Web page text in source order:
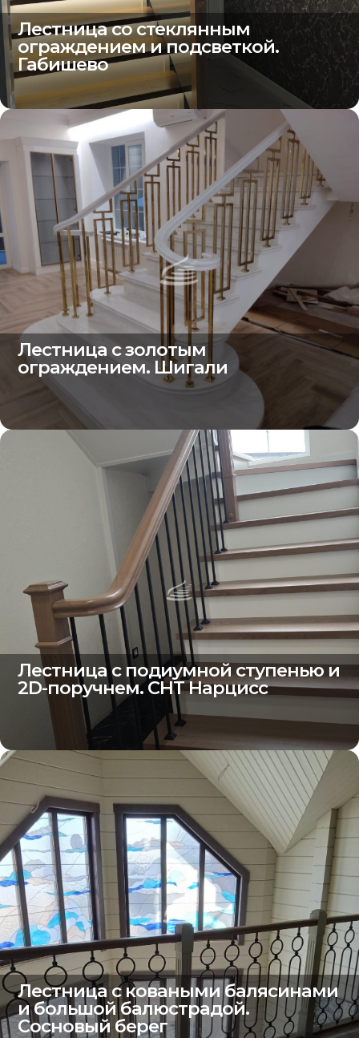
Лестница со стеклянным
ограждением и подсветкой.
Габишево
Лестница с золотым
ограждением. Шигали
Лестница с подиумной ступенью и
2D-поручнем. СНТ Нарцисс
Лестница с коваными балясинами
и большой балюстрадой.
Сосновый берег